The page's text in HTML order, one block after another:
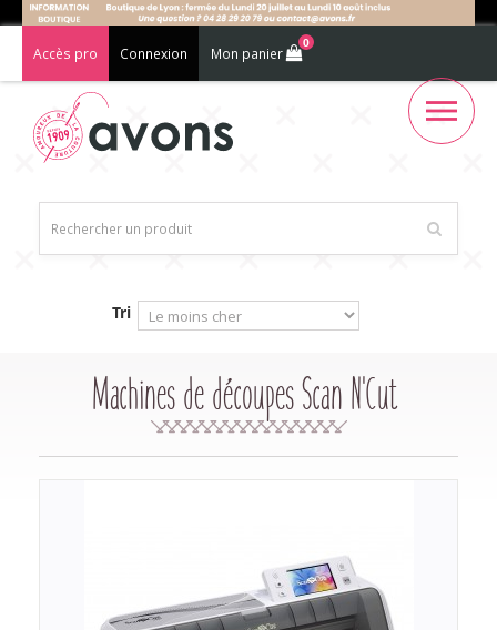
Accès pro Connexion Mon panier
0
Tri
Machines de découpes Scan N'Cut